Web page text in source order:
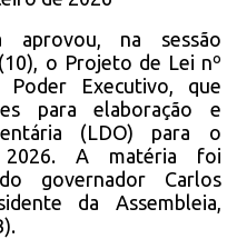
aprovou, na sessão
o Projeto de Lei nº
Executivo, que
para elaboração e
(LDO) para o
2026. A matéria foi
governador Carlos
da Assembleia,